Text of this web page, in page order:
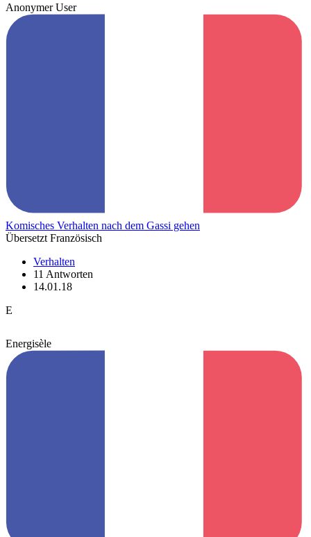
Anonymer User
Komisches Verhalten nach dem Gassi gehen
Übersetzt Französisch
Verhalten
11 Antworten
14.01.18
E
Energisèle